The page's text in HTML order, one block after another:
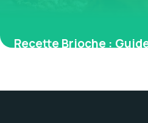
Recette Brioche :